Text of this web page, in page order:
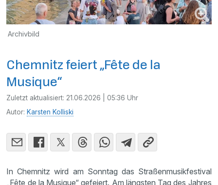
Archivbild
Chemnitz feiert „Fête de la
Musique“
Zuletzt aktualisiert: 21.06.2026 | 05:36 Uhr
Autor: Karsten Kolliski
In Chemnitz wird am Sonntag das Straßenmusikfestival
„Fête de la Musique“ gefeiert. Am längsten Tag des Jahres